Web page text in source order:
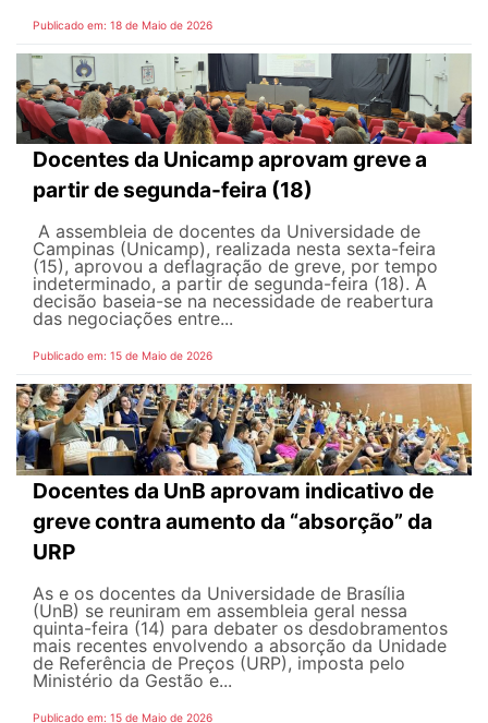
Publicado em: 18 de Maio de 2026
Docentes da Unicamp aprovam greve a
partir de segunda-feira (18)
A assembleia de docentes da Universidade de
Campinas (Unicamp), realizada nesta sexta-feira
(15), aprovou a deflagração de greve, por tempo
indeterminado, a partir de segunda-feira (18). A
decisão baseia-se na necessidade de reabertura
das negociações entre...
Publicado em: 15 de Maio de 2026
Docentes da UnB aprovam indicativo de
greve contra aumento da “absorção” da
URP
As e os docentes da Universidade de Brasília
(UnB) se reuniram em assembleia geral nessa
quinta-feira (14) para debater os desdobramentos
mais recentes envolvendo a absorção da Unidade
de Referência de Preços (URP), imposta pelo
Ministério da Gestão e...
Publicado em: 15 de Maio de 2026